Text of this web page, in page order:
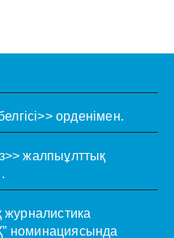
орденімен.
жалпыұлттық
номинациясында